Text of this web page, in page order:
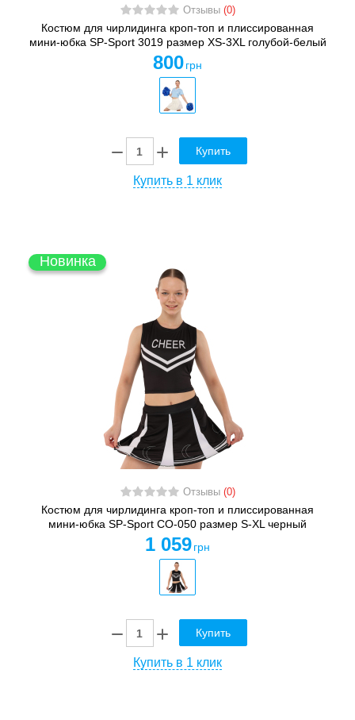
Отзывы (0)
Костюм для чирлидинга кроп-топ и плиссированная
мини-юбка SP-Sport 3019 размер XS-3XL голубой-белый
800 грн
Купить
Купить в 1 клик
Новинка
Отзывы (0)
Костюм для чирлидинга кроп-топ и плиссированная
мини-юбка SP-Sport CO-050 размер S-XL черный
1 059 грн
Купить
Купить в 1 клик